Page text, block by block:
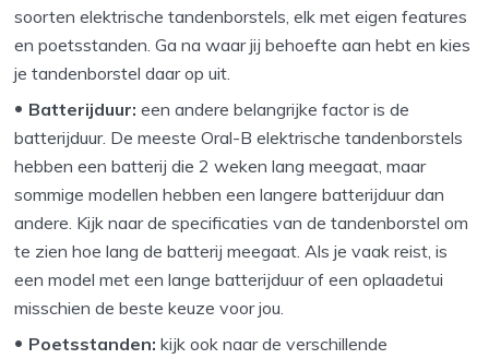
soorten elektrische tandenborstels, elk met eigen features
en poetsstanden. Ga na waar jij behoefte aan hebt en kies
je tandenborstel daar op uit.
Batterijduur:een andere belangrijke factor is de
batterijduur. De meeste Oral-B elektrische tandenborstels
hebben een batterij die 2 weken lang meegaat, maar
sommige modellen hebben een langere batterijduur dan
andere. Kijk naar de specificaties van de tandenborstel om
te zien hoe lang de batterij meegaat. Als je vaak reist, is
een model met een lange batterijduur of een oplaadetui
misschien de beste keuze voor jou.
Poetsstanden:kijk ook naar de verschillende